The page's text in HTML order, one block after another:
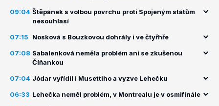
09:04 Štěpánek s volbou povrchu proti Spojeným státům
nesouhlasí
07:15 Nosková s Bouzkovou dohrály i ve čtyřhře
07:08 Sabalenková neměla problém ani se zkušenou
Číňankou
07:04 Jódar vyřídil i Musettiho a vyzve Lehečku
06:33 Lehečka neměl problém, v Montrealu je v osmifinále